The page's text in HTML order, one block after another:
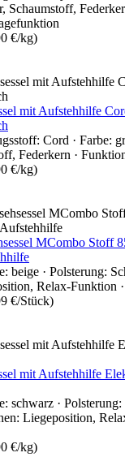
Schaumstoff,
€/kg)
mit Aufstehhilfe
Cord · Farbe:
Federkern ·
€/kg)
MCombo Stoff
beige · Polsterung:
Relax-Funktion
€/Stück)
mit Aufstehhilfe
schwarz ·
Liegeposition,
€/kg)